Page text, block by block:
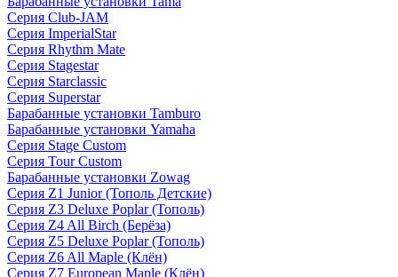
Серия Club-JAM
Серия ImperialStar
Серия Rhythm Mate
Серия Stagestar
Серия Starclassic
Серия Superstar
Барабанные установки Tamburo
Барабанные установки Yamaha
Серия Stage Custom
Серия Tour Custom
Барабанные установки Zowag
Серия Z1 Junior (Тополь Детские)
Серия Z3 Deluxe Poplar (Тополь)
Серия Z4 All Birch (Берёза)
Серия Z5 Deluxe Poplar (Тополь)
Серия Z6 All Maple (Клён)
Серия Z7 European Maple (Клён)